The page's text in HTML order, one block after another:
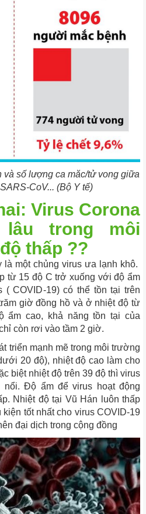
và số lượng ca măc/tử vong giữa
CoV... (Bộ Y tế)
Virus Corona
trong môi
thấp ??
một chủng virus ưa lạnh khô.
từ 15 độ C trở xuống với độ ẩm
( COVID-19) có thể tồn tại trên
giờ đồng hồ và ở nhiệt độ từ
ẩm cao, khả năng tồn tại của
còn rơi vào tầm 2 giờ.
triển mạnh mẽ trong môi trường
20 độ), nhiệt độ cao làm cho
biệt nhiệt độ trên 39 độ thì virus
nổi. Độ ẩm để virus hoạt động
Nhiệt độ tại Vũ Hán luôn thấp
tốt nhất cho virus COVID-19
đại dịch trong cộng đồng